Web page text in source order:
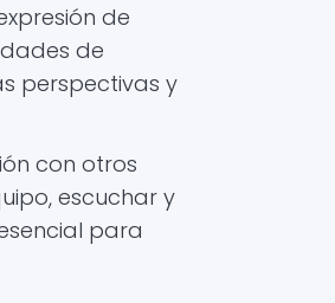
de
de
perspectivas y
con otros
escuchar y
para